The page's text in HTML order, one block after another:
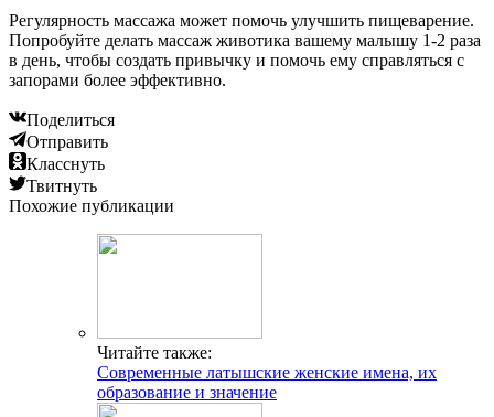
Регулярность массажа может помочь улучшить пищеварение.
Попробуйте делать массаж животика вашему малышу 1-2 раза
в день, чтобы создать привычку и помочь ему справляться с
запорами более эффективно.
Поделиться
Отправить
Класснуть
Твитнуть
Похожие публикации
Читайте также:
Современные латышские женские имена, их
образование и значение